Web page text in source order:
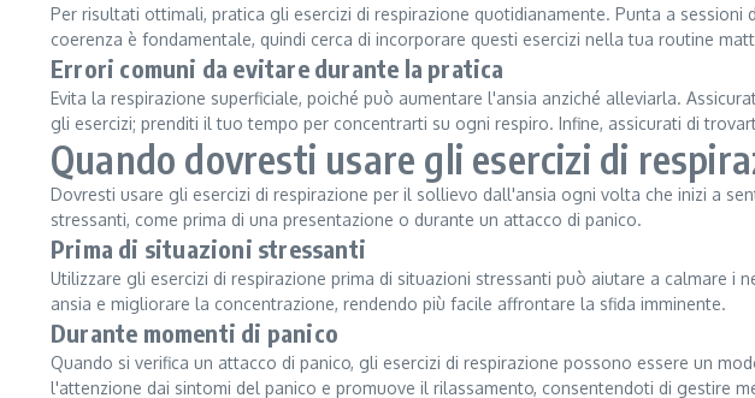
Per risultati ottimali, pratica gli esercizi di respirazione quotidianamente. Punta a
coerenza è fondamentale, quindi cerca di incorporare questi esercizi nella tua routine
Errori comuni da evitare durante la pratica
Evita la respirazione superficiale, poiché può aumentare l'ansia anziché alleviarla.
gli esercizi; prenditi il tuo tempo per concentrarti su ogni respiro. Infine, assicurati di
Quando dovresti usare gli esercizi di
Dovresti usare gli esercizi di respirazione per il sollievo dall'ansia ogni volta che inizi a
stressanti, come prima di una presentazione o durante un attacco di panico.
Prima di situazioni stressanti
Utilizzare gli esercizi di respirazione prima di situazioni stressanti può aiutare a calmare
ansia e migliorare la concentrazione, rendendo più facile affrontare la sfida imminente.
Durante momenti di panico
Quando si verifica un attacco di panico, gli esercizi di respirazione possono essere un
l'attenzione dai sintomi del panico e promuove il rilassamento, consentendoti di gestire